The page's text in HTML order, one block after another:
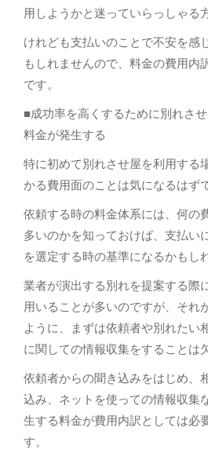
用しようかと迷っていらっしゃる
けれども支払いのことで不安を感
もしれませんので、料金の費用内
です。
■成功率を高くするために別れさ
料金が発生する
特に初めて別れさせ屋を利用する
かる費用面のことは気になるはずで
依頼する時の料金体系には、何の
多いのかを知っておけば、支払い
を選定する時の基準になるかもし
業者が演出する別れを提案する際
用いることが多いのですが、それ
ように、まずは依頼者や別れたい
に関しての情報収集をすることは
依頼者からの聞き込みをはじめ、
込み、ネットを使っての情報収集
生する料金が費用内訳としては必
す。